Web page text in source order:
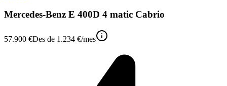
Mercedes-Benz E 400D 4 matic Cabrio
57.900 €Des de 1.234 €/mes